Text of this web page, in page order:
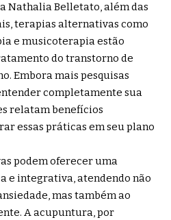
Nathalia Belletato, além das
terapias alternativas como
e musicoterapia estão
do transtorno de
Embora mais pesquisas
completamente sua
relatam benefícios
essas práticas em seu plano
podem oferecer uma
e integrativa, atendendo não
mas também ao
A acupuntura, por